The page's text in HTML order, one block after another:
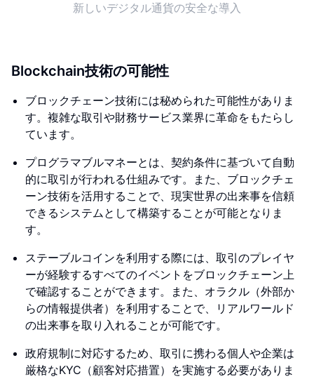
新しいデジタル通貨の安全な導入
Blockchain技術の可能性
ブロックチェーン技術には秘められた可能性がありま
す。複雑な取引や財務サービス業界に革命をもたらし
ています。
プログラマブルマネーとは、契約条件に基づいて自動
的に取引が行われる仕組みです。また、ブロックチェ
ーン技術を活用することで、現実世界の出来事を信頼
できるシステムとして構築することが可能となりま
す。
ステーブルコインを利用する際には、取引のプレイヤ
ーが経験するすべてのイベントをブロックチェーン上
で確認することができます。また、オラクル（外部か
らの情報提供者）を利用することで、リアルワールド
の出来事を取り入れることが可能です。
政府規制に対応するため、取引に携わる個人や企業は
厳格なKYC（顧客対応措置）を実施する必要がありま